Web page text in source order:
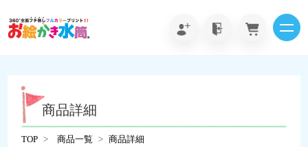
商品詳細
TOP 商品一覧 商品詳細